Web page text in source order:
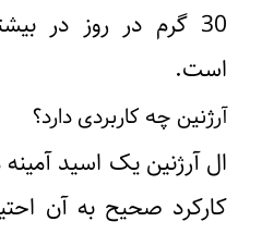
30 گرم در روز در
است.
آرژنین چه کاربردی دارد؟
ال آرژنین یک اسید
کارکرد صحیح به آن